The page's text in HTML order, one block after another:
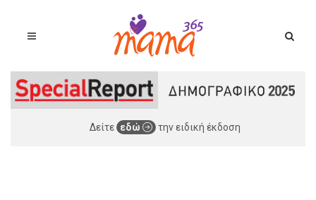
Δείτε εδώ την ειδική έκδοση